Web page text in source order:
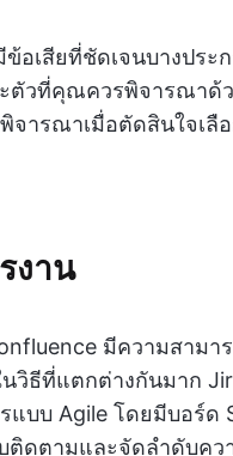
อเสียที่ชัดเจนบางประ
ตัวที่คุณควรพิจารณาด้
ารณาเมื่อตัดสินใจเลือ
งาน
มีความสามา
วิธีที่แตกต่างกันมาก
แบบ Agile โดยมีบอร์ด
ติดตามและจัดลำดับค